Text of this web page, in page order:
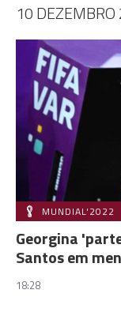
10
MUNDIAL'2022
Georgina
Santos em
18:28